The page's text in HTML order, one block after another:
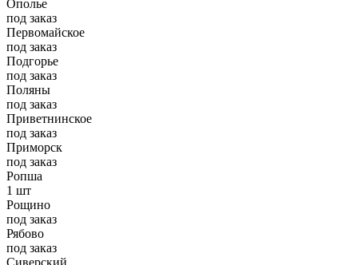
Ополье
под заказ
Первомайское
под заказ
Подгорье
под заказ
Поляны
под заказ
Приветнинское
под заказ
Приморск
под заказ
Ропша
1 шт
Рощино
под заказ
Рябово
под заказ